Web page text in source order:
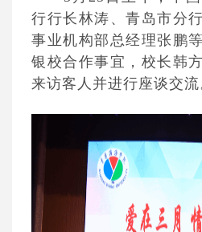
行行长林涛、青岛市分
事业机构部总经理张鹏
银校合作事宜，校长韩
来访客人并进行座谈交流